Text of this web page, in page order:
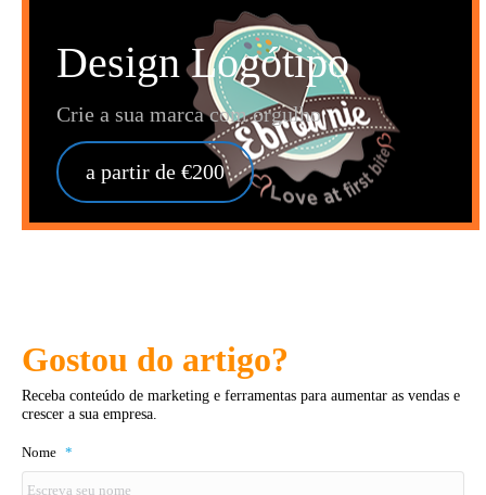
Design Logótipo
Crie a sua marca com orgulho
a partir de €200
Gostou do artigo?
Receba conteúdo de marketing e ferramentas para aumentar as vendas e
crescer a sua empresa.
Nome *